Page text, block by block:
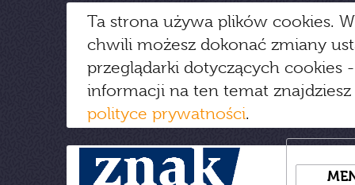
Ta strona używa plików cookies.
chwili możesz dokonać zmiany
przeglądarki dotyczących cookies
informacji na ten temat
polityce prywatności.